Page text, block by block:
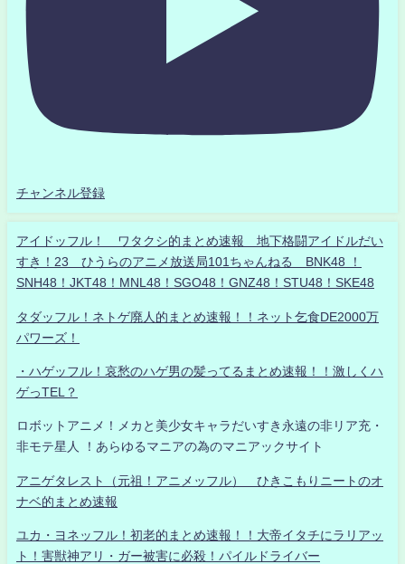
チャンネル登録
アイドッフル！ ワタクシ的まとめ速報 地下格闘アイドルだい
すき！23 ひうらのアニメ放送局101ちゃんねる BNK48 ！
SNH48！JKT48！MNL48！SGO48！GNZ48！STU48！SKE48
タダッフル！ネトゲ廃人的まとめ速報！！ネット乞食DE2000万
パワーズ！
・ハゲッフル！哀愁のハゲ男の髪ってるまとめ速報！！激しくハ
ゲっTEL？
ロボットアニメ！メカと美少女キャラだいすき永遠の非リア充・
非モテ星人 ！あらゆるマニアの為のマニアックサイト
アニゲタレスト（元祖！アニメッフル） ひきこもりニートのオ
ナベ的まとめ速報
ユカ・ヨネッフル！初老的まとめ速報！！大帝イタチにラリアッ
ト！害獣神アリ・ガー被害に必殺！パイルドライバー